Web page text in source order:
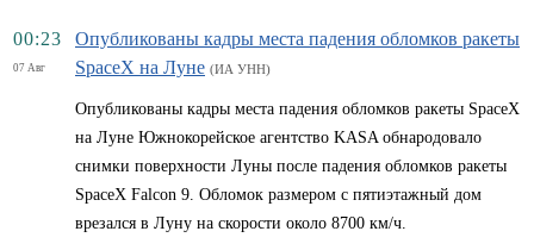
00:23
07 Авг
Опубликованы кадры места падения обломков ракеты
SpaceX на Луне (ИА УНН)
Опубликованы кадры места падения обломков ракеты SpaceX
на Луне Южнокорейское агентство KASA обнародовало
снимки поверхности Луны после падения обломков ракеты
SpaceX Falcon 9. Обломок размером с пятиэтажный дом
врезался в Луну на скорости около 8700 км/ч.